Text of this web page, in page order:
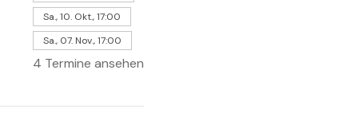
Sa., 10. Okt., 17:00
Sa., 07. Nov., 17:00
4 Termine ansehen